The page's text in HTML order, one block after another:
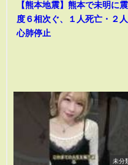
【熊本地震】熊本で未明に震
度６相次ぐ、１人死亡・２人
心肺停止
未分